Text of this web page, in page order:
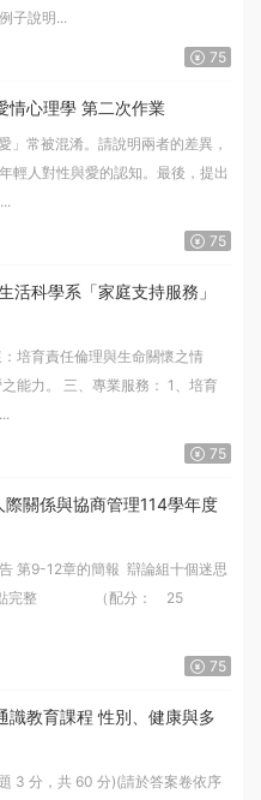
子說明...
75
情心理學 第二次作業
」常被混淆。請說明兩者的差異，
輕人對性與愛的認知。最後，提出
75
培育責任倫理與生命關懷之情
能力。 三、專業服務： 1、培育
75
關係與協商管理114學年度
第9-12章的簡報 辯論組十個迷思
節重點完整 （配分： 25
75
識教育課程 性別、健康與多
3 分，共 60 分)(請於答案卷依序